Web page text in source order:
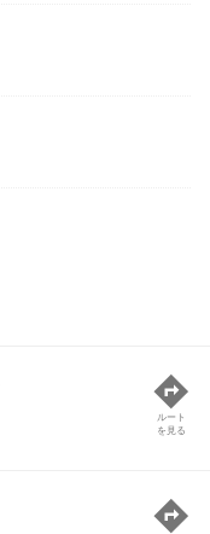
ルート
を見る